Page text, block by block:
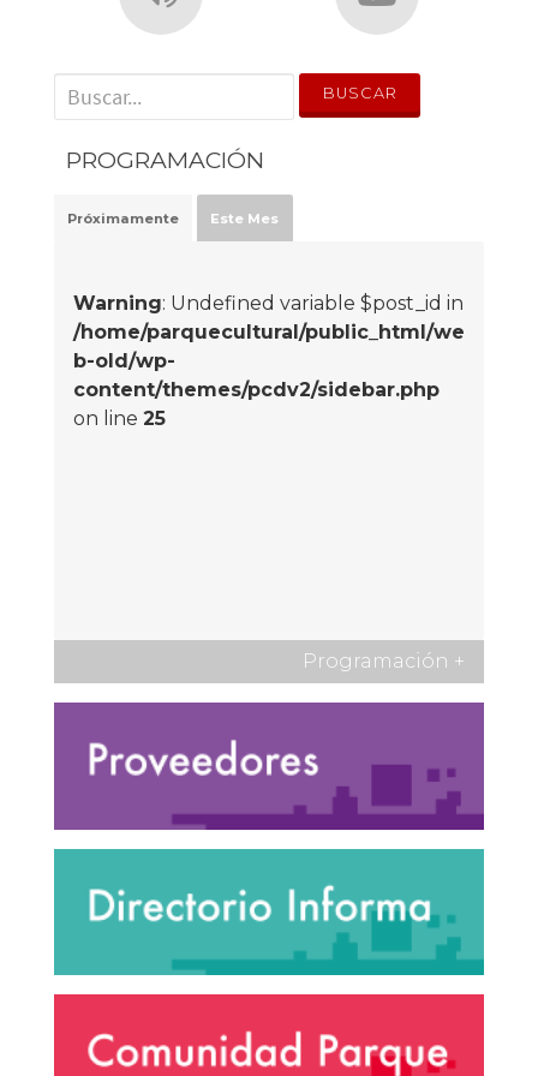
' . __('Search for:') . '
PROGRAMACIÓN
Próximamente Este Mes
Warning: Undefined variable $post_id in
/home/parquecultural/public_html/we
b-old/wp-
content/themes/pcdv2/sidebar.php
on line 25
Programación +